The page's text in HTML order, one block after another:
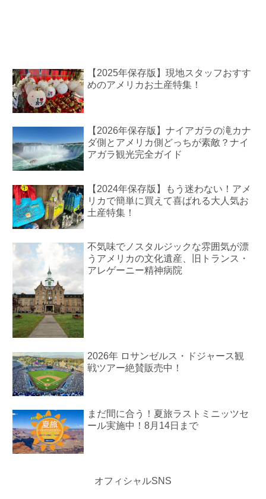
【2025年保存版】現地スタッフおすす
めのアメリカお土産特集！
【2026年保存版】ナイアガラの滝カナ
ダ側とアメリカ側どっちが素敵？ナイ
アガラ観光完全ガイド
【2024年保存版】もう迷わない！アメ
リカで簡単に買えて喜ばれる大人気お
土産特集！
不気味でノスタルジックな雰囲気が漂
うアメリカの文化遺産、旧トランス・
アレゲーニー精神病院
2026年 ロサンゼルス・ドジャース観
戦ツアー絶賛販売中！
まだ間に合う！夏旅ラストミニッツセ
ール実施中！8月14日まで
オフィシャルSNS